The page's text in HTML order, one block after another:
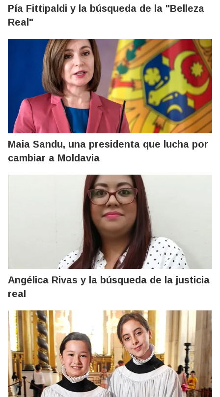
Pía Fittipaldi y la búsqueda de la "Belleza
Real"
Maia Sandu, una presidenta que lucha por
cambiar a Moldavia
Angélica Rivas y la búsqueda de la justicia
real